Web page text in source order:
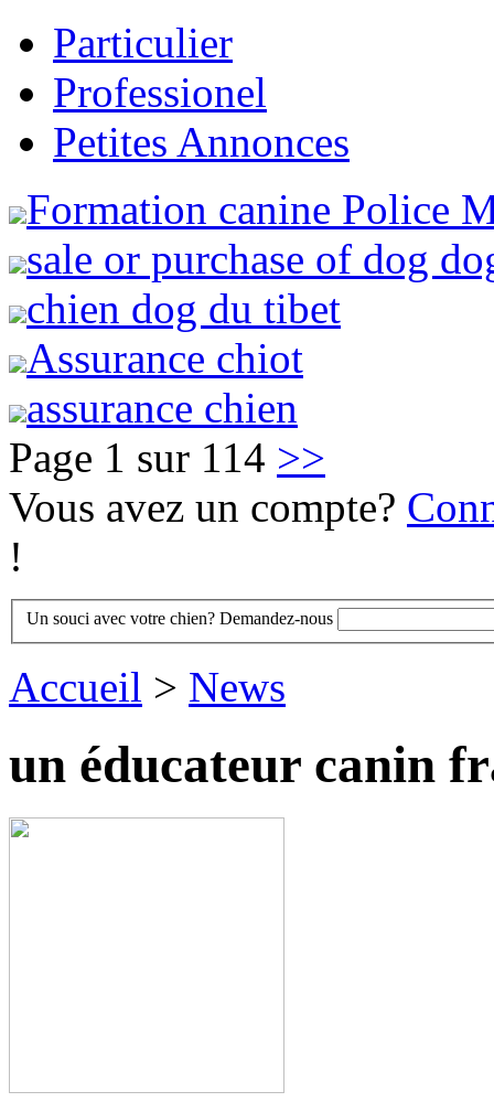
Particulier
Professionel
Petites Annonces
Formation canine Police
sale or purchase of dog
chien dog du tibet
Assurance chiot
assurance chien
Page 1 sur 114 >>
Vous avez un compte?
!
Un souci avec votre chien? Demandez-nous
Accueil > News
un éducateur canin